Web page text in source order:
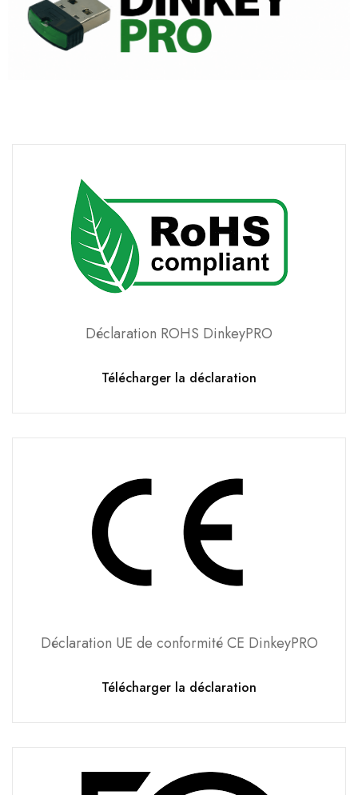
Déclaration ROHS DinkeyPRO
Télécharger la déclaration
Déclaration UE de conformité CE DinkeyPRO
Télécharger la déclaration